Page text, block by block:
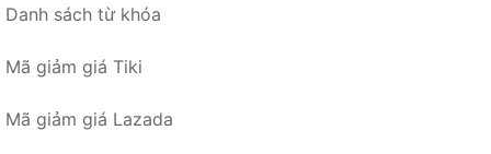
Danh sách từ khóa
Mã giảm giá Tiki
Mã giảm giá Lazada